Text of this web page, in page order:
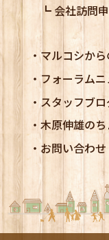
会社訪問
マルコシか
フォーラムニ
スタッフブ
木原伸雄の
お問い合わせ